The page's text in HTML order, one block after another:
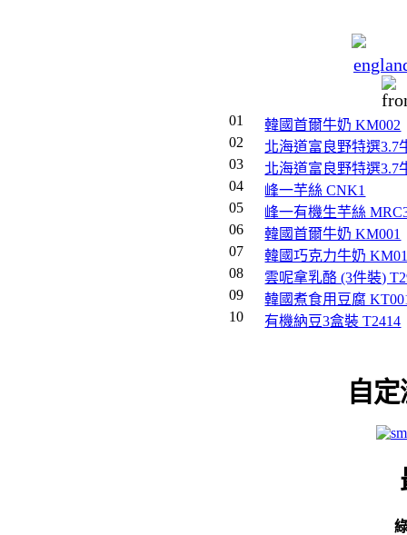
01
韓國首爾牛奶 KM002
02
北海道富良野特選3.7
03
北海道富良野特選3.7
04
峰一芋絲 CNK1
05
峰一有機生芋絲
06
韓國首爾牛奶 KM001
07
韓國巧克力牛奶
08
雲呢拿乳酪 (3件裝)
09
韓國煮食用豆腐
10
有機納豆3盒裝 T2414
自